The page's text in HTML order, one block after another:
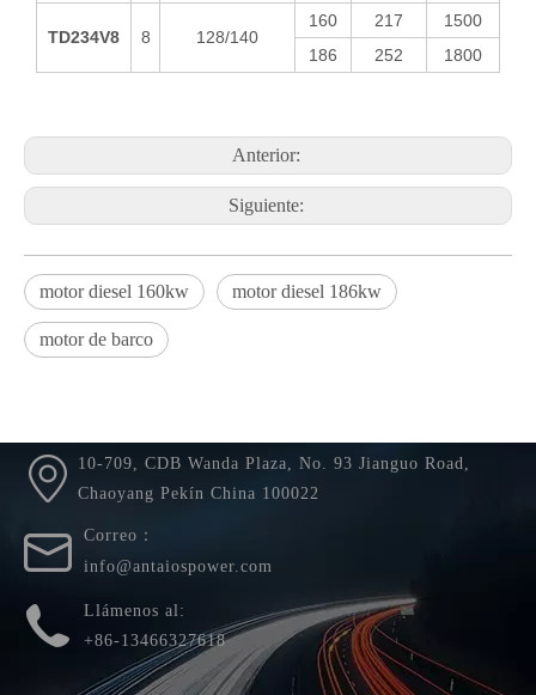
TD234V8 8 128/140
160 217
1500
186
252 1800
Anterior:
Siguiente:
motor diesel 160kw motor diesel 186kw
motor de barco
10-709, CDB Wanda Plaza, No. 93 Jianguo Road,
Chaoyang Pekín China 100022
Correo：
info@antaiospower.com
Llámenos al:
+86-13466327618